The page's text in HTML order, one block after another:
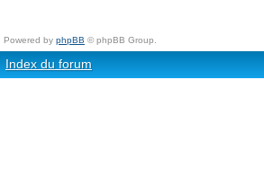
Powered by phpBB © phpBB Group.
Index du forum